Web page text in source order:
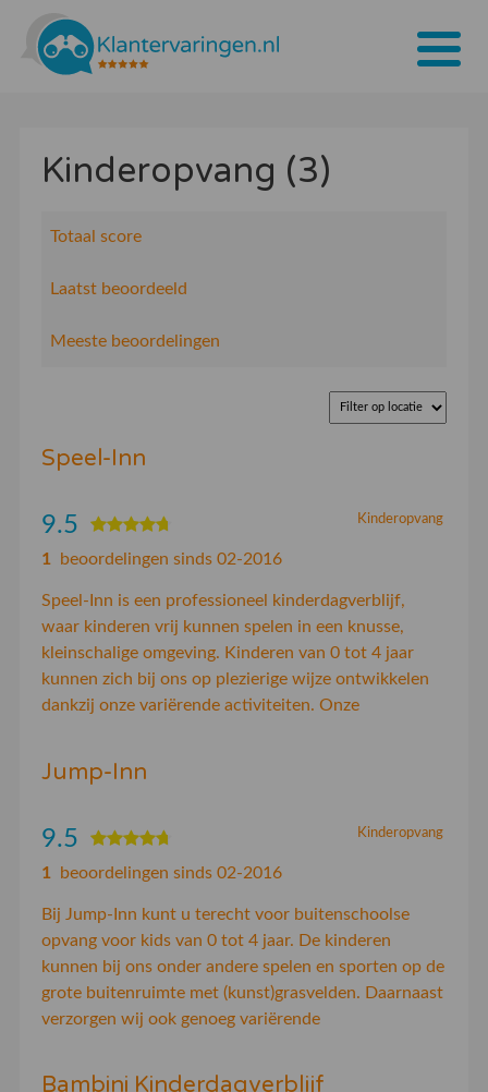
Tarieven
Inloggen
Kinderopvang (3)
Totaal score
Laatst beoordeeld
Meeste beoordelingen
Speel-Inn
Kinderopvang
9.5
1 beoordelingen sinds 02-2016
Speel-Inn is een professioneel kinderdagverblijf,
waar kinderen vrij kunnen spelen in een knusse,
kleinschalige omgeving. Kinderen van 0 tot 4 jaar
kunnen zich bij ons op plezierige wijze ontwikkelen
dankzij onze variërende activiteiten. Onze
Jump-Inn
Kinderopvang
9.5
1 beoordelingen sinds 02-2016
Bij Jump-Inn kunt u terecht voor buitenschoolse
opvang voor kids van 0 tot 4 jaar. De kinderen
kunnen bij ons onder andere spelen en sporten op de
grote buitenruimte met (kunst)grasvelden. Daarnaast
verzorgen wij ook genoeg variërende
Bambini Kinderdagverblijf